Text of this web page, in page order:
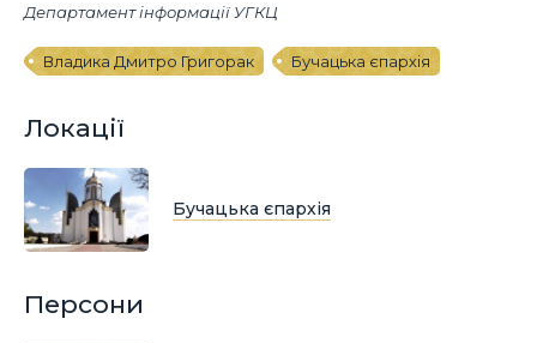
Департамент інформації УГКЦ
Владика Дмитро Григорак Бучацька єпархія
Локації
Бучацька єпархія
Персони